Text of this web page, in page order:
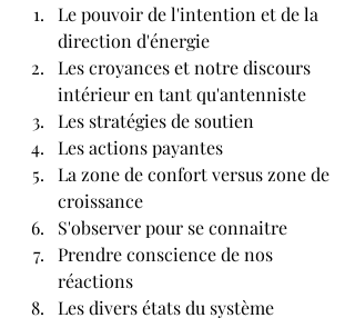
Le pouvoir de l'intention et de la
direction d'énergie
Les croyances et notre discours
intérieur en tant qu'antenniste
Les stratégies de soutien
Les actions payantes
La zone de confort versus zone de
croissance
S'observer pour se connaitre
Prendre conscience de nos
réactions
Les divers états du système